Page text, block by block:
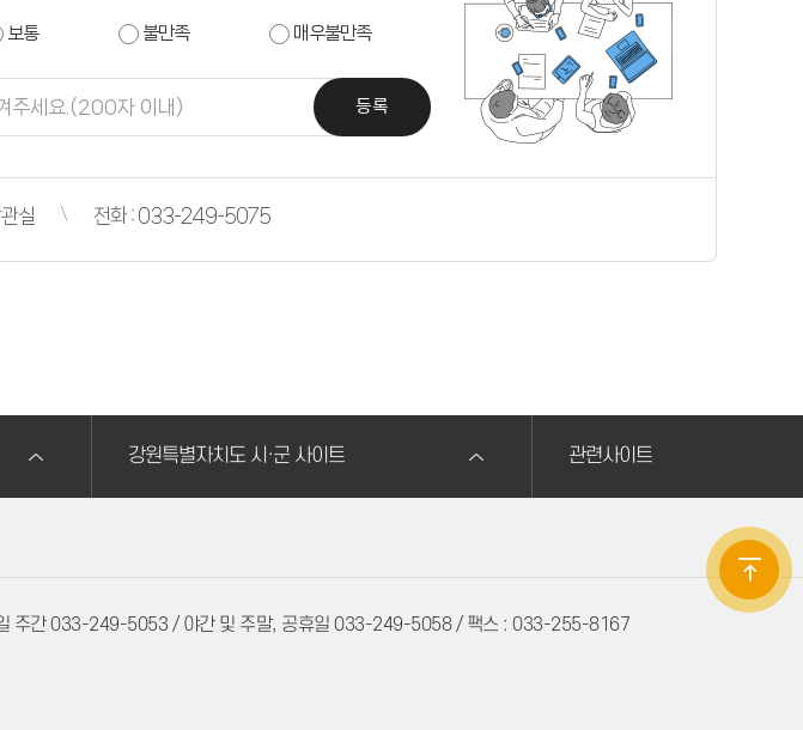
보통 불만족 매우불만족
등록
실 전화 : 033-249-5075
강원특별자치도 시·군 사이트 관련사이트
주간 033-249-5053 / 야간 및 주말, 공휴일 033-249-5058 / 팩스 : 033-255-8167